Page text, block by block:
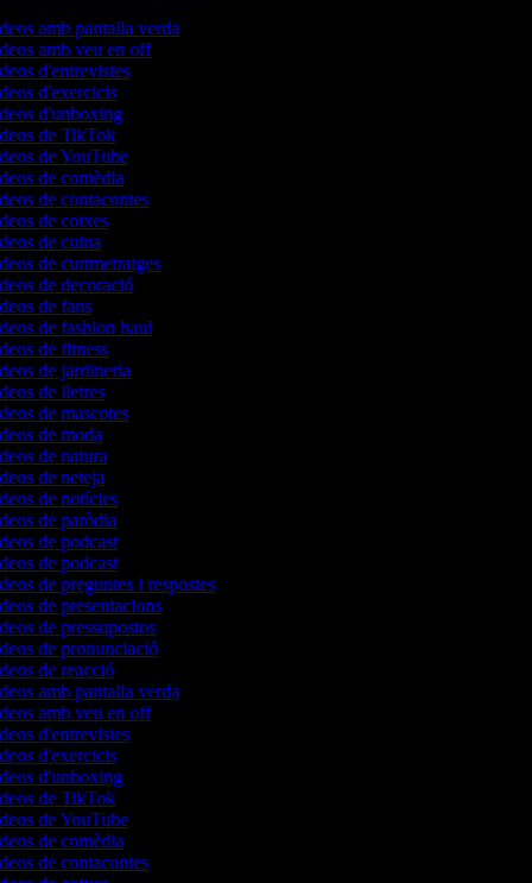
amb pantalla verda
amb veu en off
d'entrevistes
d'exercicis
d'unboxing
de TikTok
de YouTube
de comèdia
de contacontes
de cotxes
de cuina
de curtmetratges
de decoració
de fans
de fashion haul
de fitness
de jardineria
de lletres
de mascotes
de moda
de natura
de neteja
de notícies
de paròdia
de podcast
de podcast
de preguntes i respostes
de presentacions
de pressupostos
de pronunciació
de reacció
amb pantalla verda
amb veu en off
d'entrevistes
d'exercicis
d'unboxing
de TikTok
de YouTube
de comèdia
de contacontes